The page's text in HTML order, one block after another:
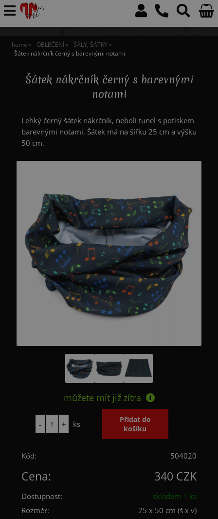
home OBLEČENÍ
ŠÁLY, ŠÁTKY
Šátek nákrčník černý s barevnými notami
Šátek nákrčník černý s barevnými
notami
Lehký černý šátek nákrčník, neboli tunel s potiskem
barevnými notami. Šátek má na šířku 25 cm a výšku
50 cm.
můžete mít již zítra
ks
Kód: 504020
Cena: 340 CZK
Dostupnost:
skladem 1 ks
Rozměr:
25 x 50 cm (š x v)